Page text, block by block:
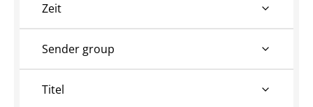
Zeit
Sender group
Titel